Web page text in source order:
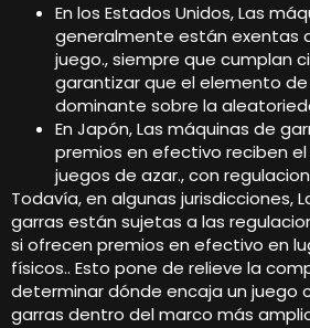
En los Estados Unidos, Las
generalmente están exentas
juego., siempre que cumplan
garantizar que el elemento
dominante sobre la
En Japón, Las máquinas de
premios en efectivo reciben
juegos de azar., con
Todavía, en algunas jurisdicciones,
garras están sujetas a las
si ofrecen premios en efectivo en
físicos.. Esto pone de relieve la
determinar dónde encaja un juego
garras dentro del marco más